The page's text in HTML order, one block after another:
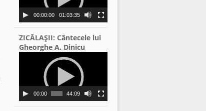
00:00:00 01:03:35
ZICĂLAŞII: Cântecele lui
Gheorghe A. Dinicu
00:00 44:09